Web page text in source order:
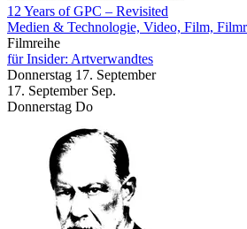
12 Years of GPC – Revisited
Medien & Technologie, Video, Film,
Filmreihe
für Insider: Artverwandtes
Donnerstag 17. September
17. September Sep.
Donnerstag Do